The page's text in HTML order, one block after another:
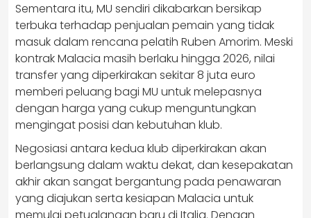
Sementara itu, MU sendiri dikabarkan bersikap
terbuka terhadap penjualan pemain yang tidak
masuk dalam rencana pelatih Ruben Amorim. Meski
kontrak Malacia masih berlaku hingga 2026, nilai
transfer yang diperkirakan sekitar 8 juta euro
memberi peluang bagi MU untuk melepasnya
dengan harga yang cukup menguntungkan
mengingat posisi dan kebutuhan klub.
Negosiasi antara kedua klub diperkirakan akan
berlangsung dalam waktu dekat, dan kesepakatan
akhir akan sangat bergantung pada penawaran
yang diajukan serta kesiapan Malacia untuk